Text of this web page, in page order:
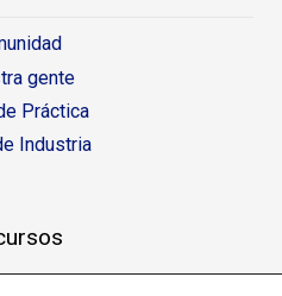
gente
Práctica
Industria